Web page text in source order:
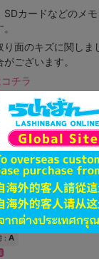
SDカードなどのメ
り面のキズに関しま
ございます。
チラ
状態違いの同一商
:A
ティ京都店
円 税込
: A